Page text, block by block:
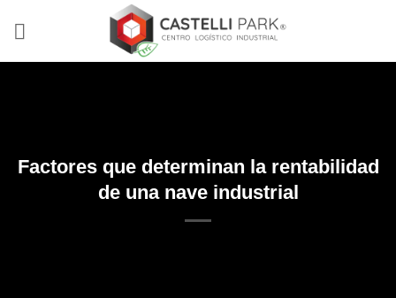
Factores que determinan la rentabilidad
de una nave industrial